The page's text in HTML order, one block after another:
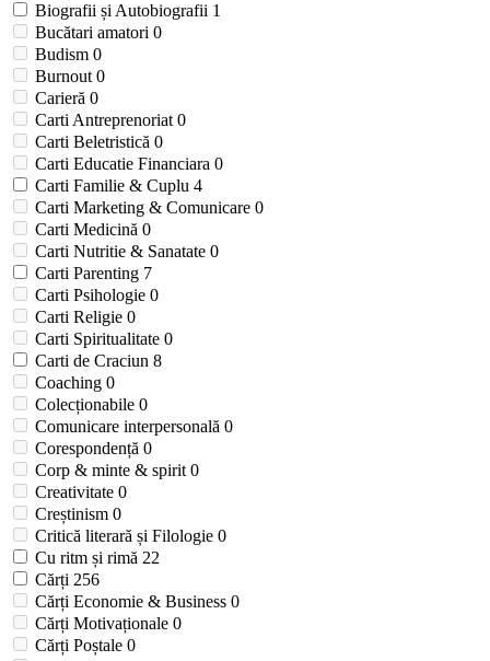
Biografii și Autobiografii 1
Bucătari amatori 0
Budism 0
Burnout 0
Carieră 0
Carti Antreprenoriat 0
Carti Beletristică 0
Carti Educatie Financiara 0
Carti Familie & Cuplu 4
Carti Marketing & Comunicare 0
Carti Medicină 0
Carti Nutritie & Sanatate 0
Carti Parenting 7
Carti Psihologie 0
Carti Religie 0
Carti Spiritualitate 0
Carti de Craciun 8
Coaching 0
Colecționabile 0
Comunicare interpersonală 0
Corespondență 0
Corp & minte & spirit 0
Creativitate 0
Creștinism 0
Critică literară și Filologie 0
Cu ritm și rimă 22
Cărți 256
Cărți Economie & Business 0
Cărți Motivaționale 0
Cărți Poștale 0